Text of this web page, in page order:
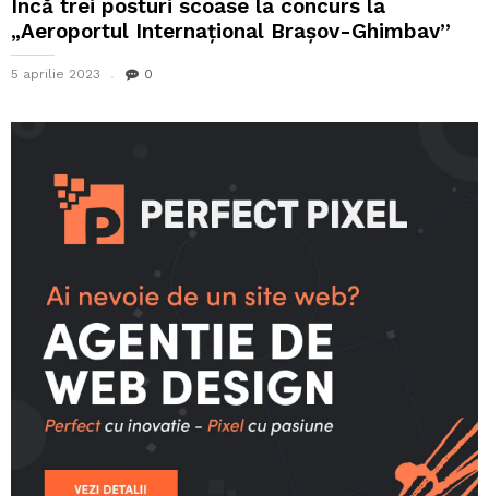
Încă trei posturi scoase la concurs la
„Aeroportul Internaţional Braşov-Ghimbav”
5 aprilie 2023 0